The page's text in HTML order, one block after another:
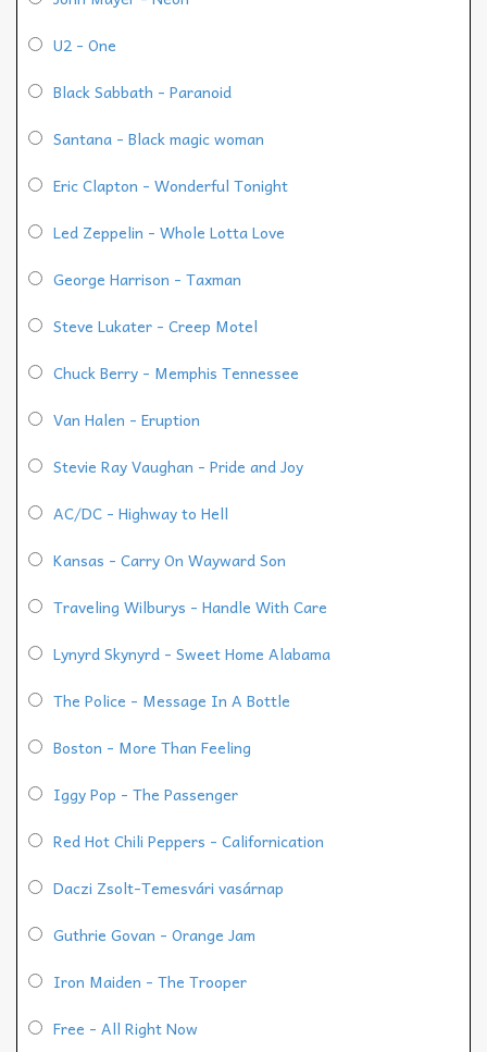
U2 - One
Black Sabbath - Paranoid
Santana - Black magic woman
Eric Clapton - Wonderful Tonight
Led Zeppelin - Whole Lotta Love
George Harrison - Taxman
Steve Lukater - Creep Motel
Chuck Berry - Memphis Tennessee
Van Halen - Eruption
Stevie Ray Vaughan - Pride and Joy
AC/DC - Highway to Hell
Kansas - Carry On Wayward Son
Traveling Wilburys - Handle With Care
Lynyrd Skynyrd - Sweet Home Alabama
The Police - Message In A Bottle
Boston - More Than Feeling
Iggy Pop - The Passenger
Red Hot Chili Peppers - Californication
Daczi Zsolt-Temesvári vasárnap
Guthrie Govan - Orange Jam
Iron Maiden - The Trooper
Free - All Right Now